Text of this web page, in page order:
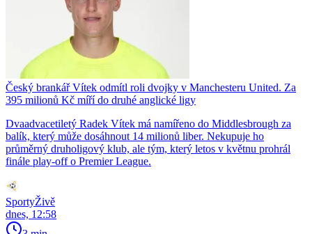
Český brankář Vítek odmítl roli dvojky v Manchesteru United. Za
395 milionů Kč míří do druhé anglické ligy
Dvaadvacetiletý Radek Vítek má namířeno do Middlesbrough za
balík, který může dosáhnout 14 milionů liber. Nekupuje ho
průměrný druholigový klub, ale tým, který letos v květnu prohrál
finále play-off o Premier League.
SportyŽivě
dnes, 12:58